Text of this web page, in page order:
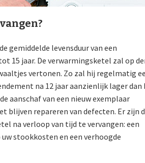
gemiddelde levensduur van een
15 jaar. De verwarmingsketel zal op
vertonen. Zo zal hij regelmatig
na 12 jaar aanzienlijk lager dan
aanschaf van een nieuw exemplaar
blijven repareren van defecten. Er zijn
na verloop van tijd te vervangen: een
stookkosten en een verhoogde